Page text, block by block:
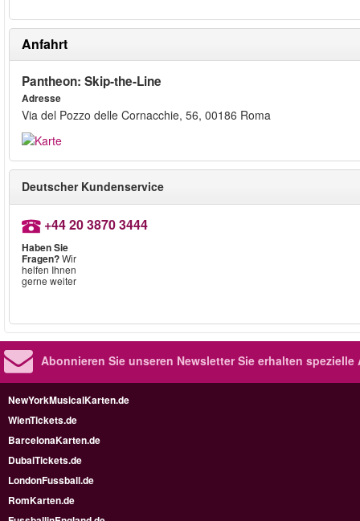
Anfahrt
Pantheon: Skip-the-Line
Adresse
Via del Pozzo delle Cornacchie, 56, 00186 Roma
Deutscher Kundenservice
+44 20 3870 3444
Haben Sie
Fragen?Wir
helfen Ihnen
gerne weiter
Abonnieren Sie unseren NewsletterSie erhalten spezielle
NewYorkMusicalKarten.de
WienTickets.de
BarcelonaKarten.de
DubaiTickets.de
LondonFussball.de
RomKarten.de